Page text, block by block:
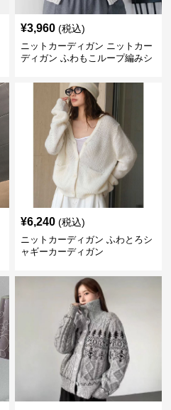
¥3,960 (税込)
ニットカーディガン ニットカー
ディガン ふわもこループ編みシ
¥6,240 (税込)
ニットカーディガン ふわとろシ
ャギーカーディガン